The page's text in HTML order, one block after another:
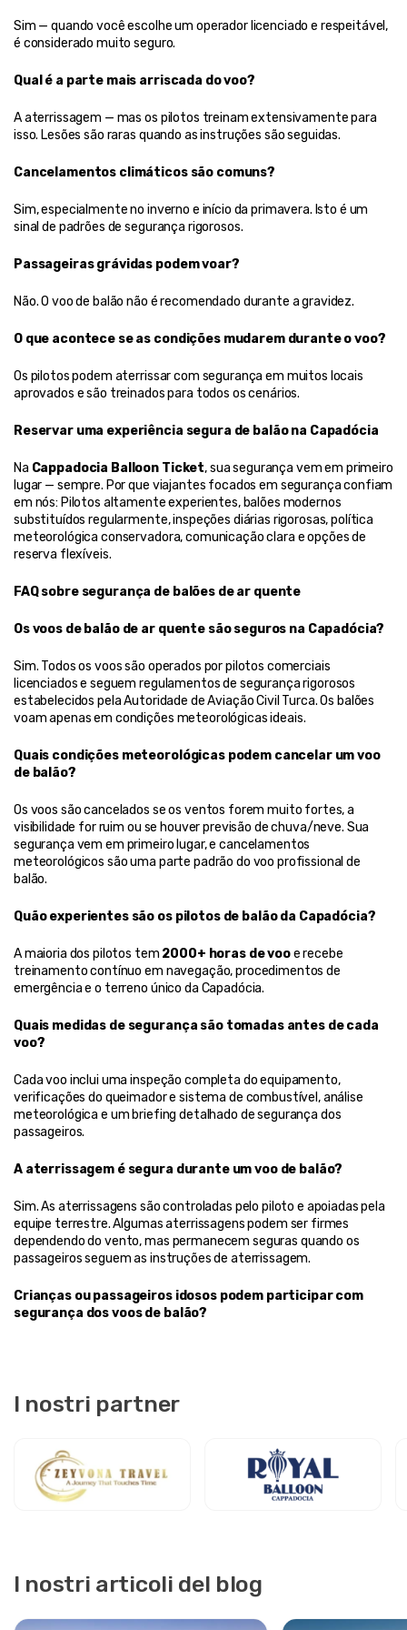
Sim — quando você escolhe um operador licenciado e respeitável,
é considerado muito seguro.
Qual é a parte mais arriscada do voo?
A aterrissagem — mas os pilotos treinam extensivamente para
isso. Lesões são raras quando as instruções são seguidas.
Cancelamentos climáticos são comuns?
Sim, especialmente no inverno e início da primavera. Isto é um
sinal de padrões de segurança rigorosos.
Passageiras grávidas podem voar?
Não. O voo de balão não é recomendado durante a gravidez.
O que acontece se as condições mudarem durante o voo?
Os pilotos podem aterrissar com segurança em muitos locais
aprovados e são treinados para todos os cenários.
Reservar uma experiência segura de balão na Capadócia
Na Cappadocia Balloon Ticket, sua segurança vem em primeiro
lugar — sempre. Por que viajantes focados em segurança confiam
em nós: Pilotos altamente experientes, balões modernos
substituídos regularmente, inspeções diárias rigorosas, política
meteorológica conservadora, comunicação clara e opções de
reserva flexíveis.
FAQ sobre segurança de balões de ar quente
Os voos de balão de ar quente são seguros na Capadócia?
Sim. Todos os voos são operados por pilotos comerciais
licenciados e seguem regulamentos de segurança rigorosos
estabelecidos pela Autoridade de Aviação Civil Turca. Os balões
voam apenas em condições meteorológicas ideais.
Quais condições meteorológicas podem cancelar um voo
de balão?
Os voos são cancelados se os ventos forem muito fortes, a
visibilidade for ruim ou se houver previsão de chuva/neve. Sua
segurança vem em primeiro lugar, e cancelamentos
meteorológicos são uma parte padrão do voo profissional de
balão.
Quão experientes são os pilotos de balão da Capadócia?
A maioria dos pilotos tem 2000+ horas de voo e recebe
treinamento contínuo em navegação, procedimentos de
emergência e o terreno único da Capadócia.
Quais medidas de segurança são tomadas antes de cada
voo?
Cada voo inclui uma inspeção completa do equipamento,
verificações do queimador e sistema de combustível, análise
meteorológica e um briefing detalhado de segurança dos
passageiros.
A aterrissagem é segura durante um voo de balão?
Sim. As aterrissagens são controladas pelo piloto e apoiadas pela
equipe terrestre. Algumas aterrissagens podem ser firmes
dependendo do vento, mas permanecem seguras quando os
passageiros seguem as instruções de aterrissagem.
Crianças ou passageiros idosos podem participar com
segurança dos voos de balão?
I nostri partner
I nostri articoli del blog